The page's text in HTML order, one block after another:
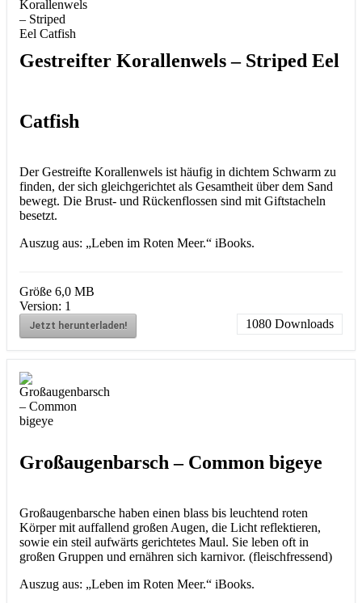
Gestreifter Korallenwels – Striped Eel
Catfish
Der Gestreifte Korallenwels ist häufig in dichtem Schwarm zu
finden, der sich gleichgerichtet als Gesamtheit über dem Sand
bewegt. Die Brust- und Rückenflossen sind mit Giftstacheln
besetzt.
Auszug aus: „Leben im Roten Meer.“ iBooks.
Größe 6,0 MB
Version: 1
Jetzt herunterladen! 1080 Downloads
Großaugenbarsch – Common bigeye
Großaugenbarsche haben einen blass bis leuchtend roten
Körper mit auffallend großen Augen, die Licht reflektieren,
sowie ein steil aufwärts gerichtetes Maul. Sie leben oft in
großen Gruppen und ernähren sich karnivor. (fleischfressend)
Auszug aus: „Leben im Roten Meer.“ iBooks.